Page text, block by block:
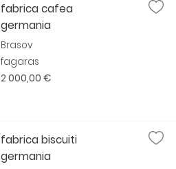
fabrica cafea
germania
Brasov
fagaras
2 000,00 €
fabrica biscuiti
germania